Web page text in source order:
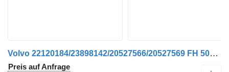
Volvo 22120184/23898142/20527566/20527569 FH 500 EURO 6 Vorderachse für LKW
Preis auf Anfrage